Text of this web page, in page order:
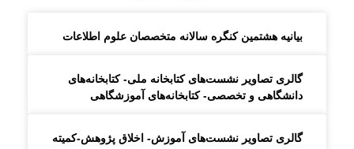
بیانیه هشتمین کنگره سالانه متخصصان علوم اطلاعات
گالری تصاویر نشست‌های کتابخانه ملی- کتابخانه‌های
دانشگاهی و تخصصی- کتابخانه‌های آموزشگاهی
گالری تصاویر نشست‌های آموزش- اخلاق پژوهش-کمیته